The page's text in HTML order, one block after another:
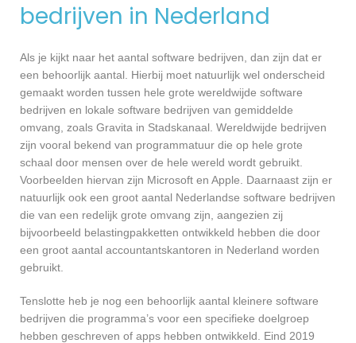
bedrijven in Nederland
Als je kijkt naar het aantal software bedrijven, dan zijn dat er
een behoorlijk aantal. Hierbij moet natuurlijk wel onderscheid
gemaakt worden tussen hele grote wereldwijde software
bedrijven en lokale software bedrijven van gemiddelde
omvang, zoals Gravita in Stadskanaal. Wereldwijde bedrijven
zijn vooral bekend van programmatuur die op hele grote
schaal door mensen over de hele wereld wordt gebruikt.
Voorbeelden hiervan zijn Microsoft en Apple. Daarnaast zijn er
natuurlijk ook een groot aantal Nederlandse software bedrijven
die van een redelijk grote omvang zijn, aangezien zij
bijvoorbeeld belastingpakketten ontwikkeld hebben die door
een groot aantal accountantskantoren in Nederland worden
gebruikt.
Tenslotte heb je nog een behoorlijk aantal kleinere software
bedrijven die programma’s voor een specifieke doelgroep
hebben geschreven of apps hebben ontwikkeld. Eind 2019